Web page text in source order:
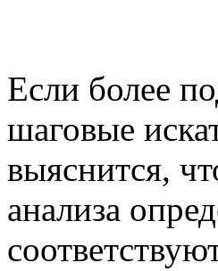
Если более
шаговые
выяснится,
анализа